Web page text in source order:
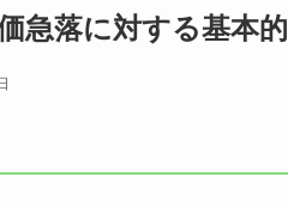
急落に対する基本